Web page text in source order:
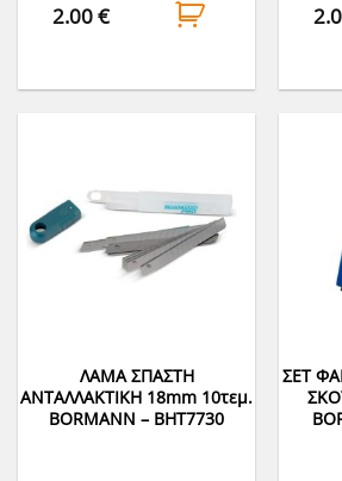
2.00€
ΛΑΜΑ ΣΠΑΣΤΗ
ΑΝΤΑΛΛΑΚΤΙΚΗ 18mm 10τεμ.
BORMANN – BHT7730
ΣΕΤ